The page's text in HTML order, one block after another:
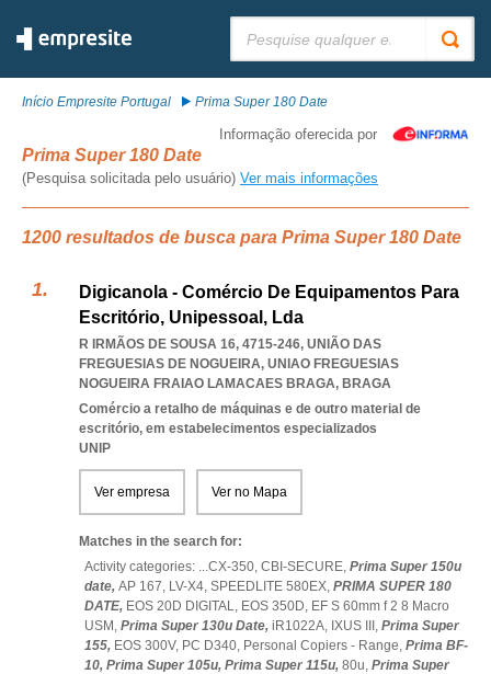
Início Empresite Portugal Prima Super 180 Date
Informação oferecida por
Prima Super 180 Date
(Pesquisa solicitada pelo usuário) Ver mais informações
1200 resultados de busca para Prima Super 180 Date
Digicanola - Comércio De Equipamentos Para
Escritório, Unipessoal, Lda
R IRMÃOS DE SOUSA 16, 4715-246, UNIÃO DAS
FREGUESIAS DE NOGUEIRA, UNIAO FREGUESIAS
NOGUEIRA FRAIAO LAMACAES BRAGA, BRAGA
Comércio a retalho de máquinas e de outro material de
escritório, em estabelecimentos especializados
UNIP
Ver empresa Ver no Mapa
Matches in the search for:
Activity categories: ...CX-350, CBI-SECURE, Prima Super 150u
date, AP 167, LV-X4, SPEEDLITE 580EX, PRIMA SUPER 180
DATE, EOS 20D DIGITAL, EOS 350D, EF S 60mm f 2 8 Macro
USM, Prima Super 130u Date, iR1022A, IXUS III, Prima Super
155, EOS 300V, PC D340, Personal Copiers - Range, Prima BF-
10, Prima Super 105u, Prima Super 115u, 80u, Prima Super